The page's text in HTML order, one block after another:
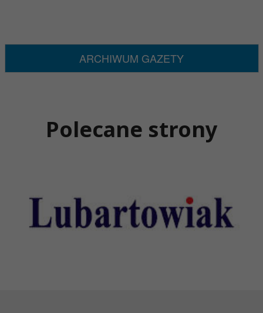
ARCHIWUM GAZETY
Polecane strony